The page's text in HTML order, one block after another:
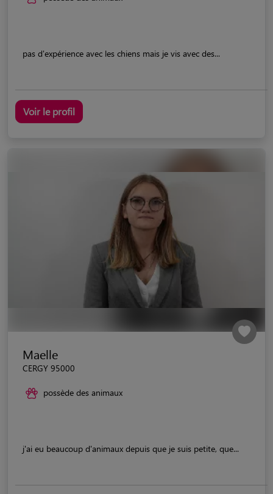
pas d'expérience avec les chiens mais je vis avec des...
Voir le profil
Maelle
CERGY 95000
possède des animaux
j'ai eu beaucoup d'animaux depuis que je suis petite, que...